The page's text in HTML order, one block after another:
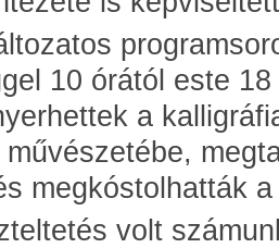
10 órától este
a
megkóstolhatták
volt